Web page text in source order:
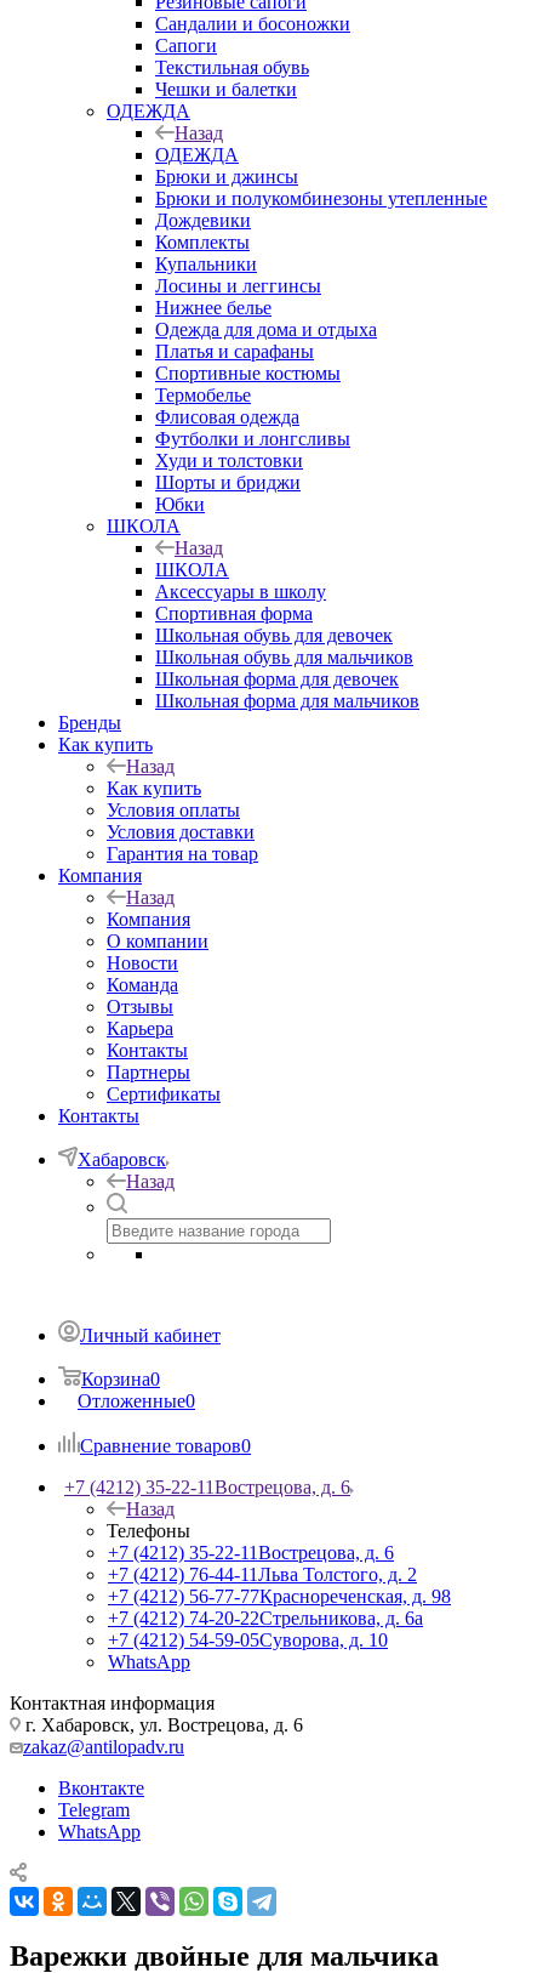
Сандалии и босоножки
Сапоги
Текстильная обувь
Чешки и балетки
ОДЕЖДА
Назад
ОДЕЖДА
Брюки и джинсы
Брюки и полукомбинезоны утепленные
Дождевики
Комплекты
Купальники
Лосины и леггинсы
Нижнее белье
Одежда для дома и отдыха
Платья и сарафаны
Спортивные костюмы
Термобелье
Флисовая одежда
Футболки и лонгсливы
Худи и толстовки
Шорты и бриджи
Юбки
ШКОЛА
Назад
ШКОЛА
Аксессуары в школу
Спортивная форма
Школьная обувь для девочек
Школьная обувь для мальчиков
Школьная форма для девочек
Школьная форма для мальчиков
Бренды
Как купить
Назад
Как купить
Условия оплаты
Условия доставки
Гарантия на товар
Компания
Назад
Компания
О компании
Новости
Команда
Отзывы
Карьера
Контакты
Партнеры
Сертификаты
Контакты
Хабаровск
Назад
Личный кабинет
Корзина0
Отложенные0
Сравнение товаров0
+7 (4212) 35-22-11Вострецова, д. 6
Назад
Телефоны
+7 (4212) 35-22-11Вострецова, д. 6
+7 (4212) 76-44-11Льва Толстого, д. 2
+7 (4212) 56-77-77Краснореченская, д. 98
+7 (4212) 74-20-22Стрельникова, д. 6а
+7 (4212) 54-59-05Суворова, д. 10
WhatsApp
Контактная информация
г. Хабаровск, ул. Вострецова, д. 6
zakaz@antilopadv.ru
Вконтакте
Telegram
WhatsApp
Варежки двойные для мальчика